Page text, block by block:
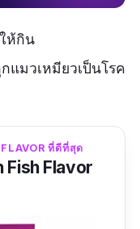
ห้กิน
วเหมียวเป็นโรค
ที่ดีที่สุด
Fish Flavor